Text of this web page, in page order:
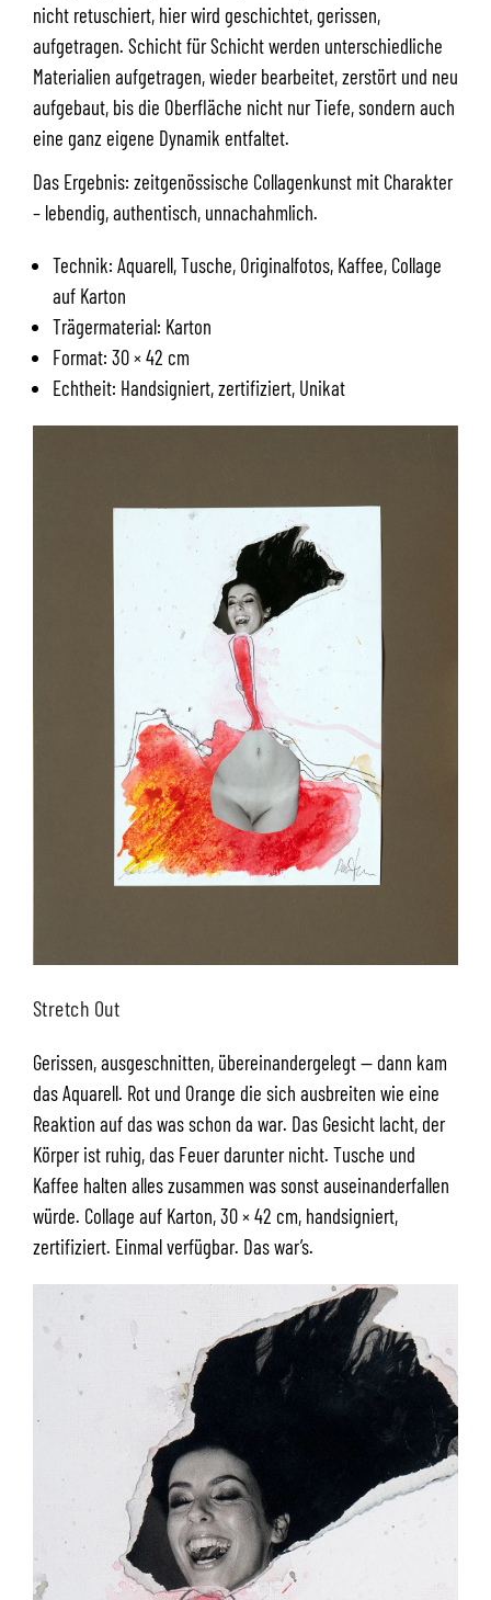
nicht retuschiert, hier wird geschichtet, gerissen,
aufgetragen. Schicht für Schicht werden unterschiedliche
Materialien aufgetragen, wieder bearbeitet, zerstört und neu
aufgebaut, bis die Oberfläche nicht nur Tiefe, sondern auch
eine ganz eigene Dynamik entfaltet.
Das Ergebnis: zeitgenössische Collagenkunst mit Charakter
– lebendig, authentisch, unnachahmlich.
Technik: Aquarell, Tusche, Originalfotos, Kaffee, Collage
auf Karton
Trägermaterial: Karton
Format: 30 × 42 cm
Echtheit: Handsigniert, zertifiziert, Unikat
Stretch Out
Gerissen, ausgeschnitten, übereinandergelegt — dann kam
das Aquarell. Rot und Orange die sich ausbreiten wie eine
Reaktion auf das was schon da war. Das Gesicht lacht, der
Körper ist ruhig, das Feuer darunter nicht. Tusche und
Kaffee halten alles zusammen was sonst auseinanderfallen
würde. Collage auf Karton, 30 × 42 cm, handsigniert,
zertifiziert. Einmal verfügbar. Das war’s.